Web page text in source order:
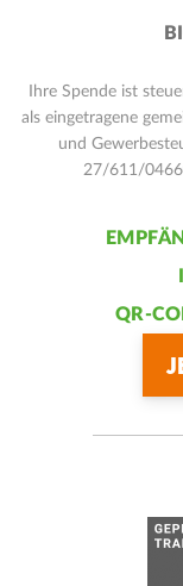
Ihre Spende ist
als eingetragene
und
27/611/
QR-